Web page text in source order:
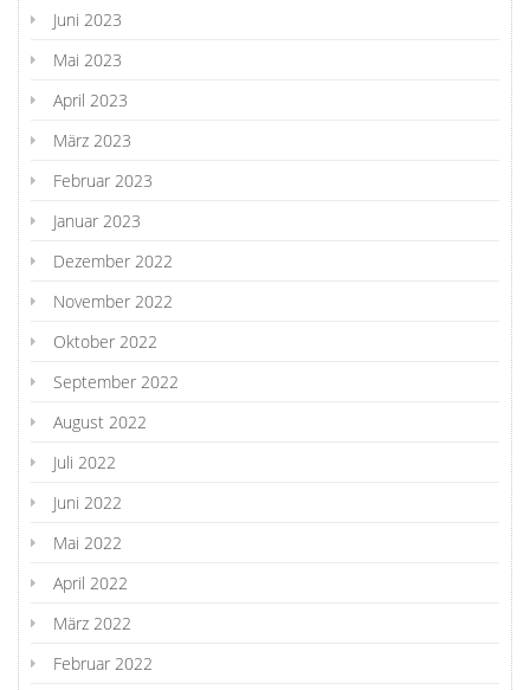
Juni 2023
Mai 2023
April 2023
März 2023
Februar 2023
Januar 2023
Dezember 2022
November 2022
Oktober 2022
September 2022
August 2022
Juli 2022
Juni 2022
Mai 2022
April 2022
März 2022
Februar 2022